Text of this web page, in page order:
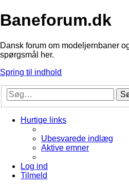
Baneforum.dk
Dansk forum om modeljernbaner
spørgsmål her.
Spring til indhold
Hurtige links
Ubesvarede indlæg
Aktive emner
Log ind
Tilmeld